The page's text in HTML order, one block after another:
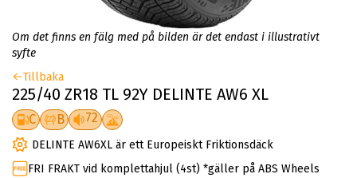
Om det finns en fälg med på bilden är det endast i illustrativt
syfte
Tillbaka
225/40 ZR18 TL 92Y DELINTE AW6 XL
C B 72
DELINTE AW6XL är ett Europeiskt Friktionsdäck
FRI FRAKT vid komplettahjul (4st) *gäller på ABS Wheels